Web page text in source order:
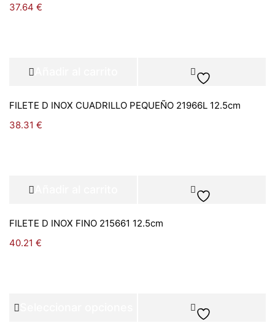
37.64 €
FILETE D INOX CUADRILLO PEQUEÑO 21966L 12.5cm
38.31 €
FILETE D INOX FINO 215661 12.5cm
40.21 €